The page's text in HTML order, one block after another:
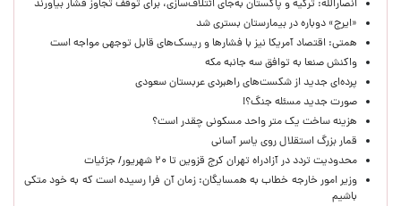
انصارالله: ترکیه و پاکستان به‌جای ائتلاف‌سازی، برای توقف تجاوز فشار بیاورند
«ایرج» دوباره در بیمارستان بستری شد
همتی: اقتصاد آمریکا نیز با فشارها و ریسک‌های قابل توجهی مواجه است
واکنش صنعا به توافق سه جانبه مکه
پرده‌ای جدید از شکست‌های راهبردی عربستان سعودی
صورت جدید مسئله جنگ؟!
هزینه ساخت یک متر واحد مسکونی چقدر است؟
قمار بزرگ استقلال روی یاسر آسانی
محدودیت تردد در آزادراه تهران کرج قزوین تا ۲۰ شهریور/ جزئیات
وزیر امور خارجه خطاب به همسایگان: زمان آن فرا رسیده است که به خود متکی
باشیم